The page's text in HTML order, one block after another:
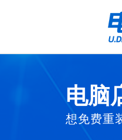
电脑
想免费重